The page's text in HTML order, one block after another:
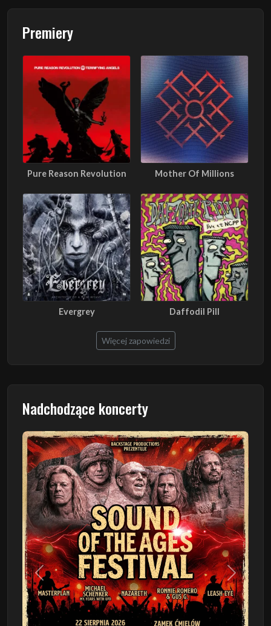
Premiery
Pure Reason Revolution Mother Of Millions
Evergrey Daffodil Pill
Więcej zapowiedzi
Nadchodzące koncerty
Poprzedni Następny